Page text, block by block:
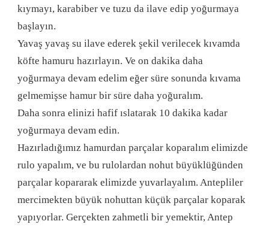
kıymayı, karabiber ve tuzu da ilave edip yoğurmaya
başlayın.
Yavaş yavaş su ilave ederek şekil verilecek kıvamda
köfte hamuru hazırlayın. Ve on dakika daha
yoğurmaya devam edelim eğer süre sonunda kıvama
gelmemişse hamur bir süre daha yoğuralım.
Daha sonra elinizi hafif ıslatarak 10 dakika kadar
yoğurmaya devam edin.
Hazırladığımız hamurdan parçalar koparalım elimizde
rulo yapalım, ve bu rulolardan nohut büyüklüğünden
parçalar kopararak elimizde yuvarlayalım. Antepliler
mercimekten büyük nohuttan küçük parçalar koparak
yapıyorlar. Gerçekten zahmetli bir yemektir, Antep